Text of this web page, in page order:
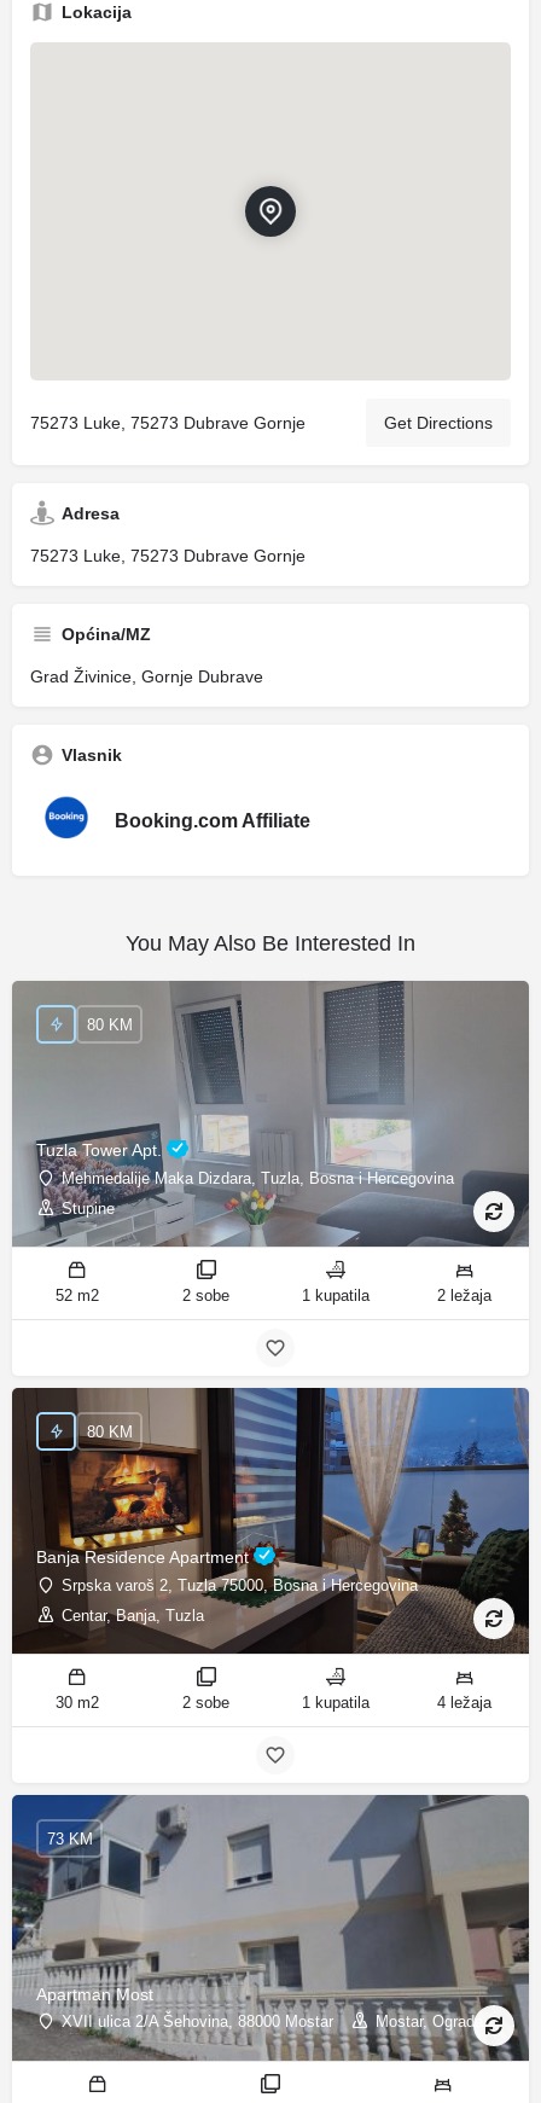
Lokacija
75273 Luke, 75273 Dubrave Gornje Get Directions
Adresa
75273 Luke, 75273 Dubrave Gornje
Općina/MZ
Grad Živinice, Gornje Dubrave
Vlasnik
Booking.com Affiliate
You May Also Be Interested In
Tuzla Tower Apt.
Mehmedalije Maka Dizdara, Tuzla, Bosna i Hercegovina
Stupine
80 KM
52 m2 2 sobe 1 kupatila 2 ležaja
Banja Residence Apartment
Srpska varoš 2, Tuzla 75000, Bosna i Hercegovina
Centar, Banja, Tuzla
80 KM
30 m2 2 sobe 1 kupatila 4 ležaja
Apartman Most
XVII ulica 2/A Šehovina, 88000 Mostar Mostar, Ograda
73 KM